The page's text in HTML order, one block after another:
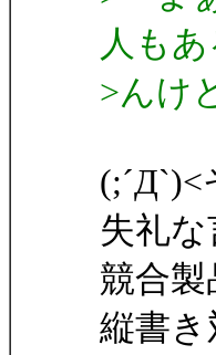
人も
>んけ
失礼
競合
縦書